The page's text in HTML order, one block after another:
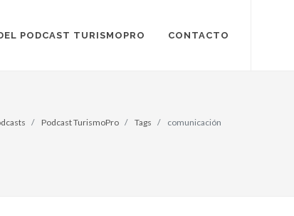
PODCAST TURISMOPRO CONTACTO
Podcast TurismoPro Tags comunicación